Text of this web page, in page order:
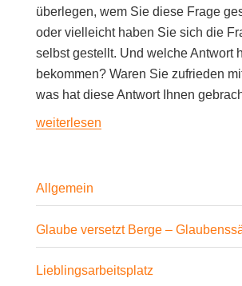
überlegen, wem Sie diese Frage
oder vielleicht haben Sie sich die
selbst gestellt. Und welche Antwort
bekommen? Waren Sie zufrieden
was hat diese Antwort Ihnen
«Warum?»
weiterlesen
Allgemein
Glaube versetzt Berge –
Lieblingsarbeitsplatz